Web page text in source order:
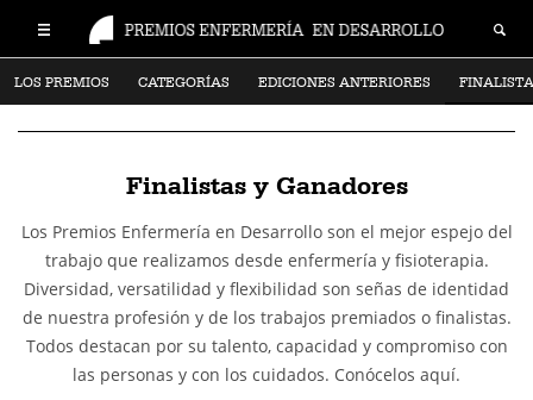
LOS PREMIOS CATEGORÍAS EDICIONES ANTERIORES
Finalistas y Ganadores
Los Premios Enfermería en Desarrollo son el mejor espejo del
trabajo que realizamos desde enfermería y fisioterapia.
Diversidad, versatilidad y flexibilidad son señas de identidad
de nuestra profesión y de los trabajos premiados o finalistas.
Todos destacan por su talento, capacidad y compromiso con
las personas y con los cuidados. Conócelos aquí.